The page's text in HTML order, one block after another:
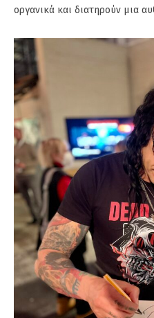
οργανικά και διατηρούν μια